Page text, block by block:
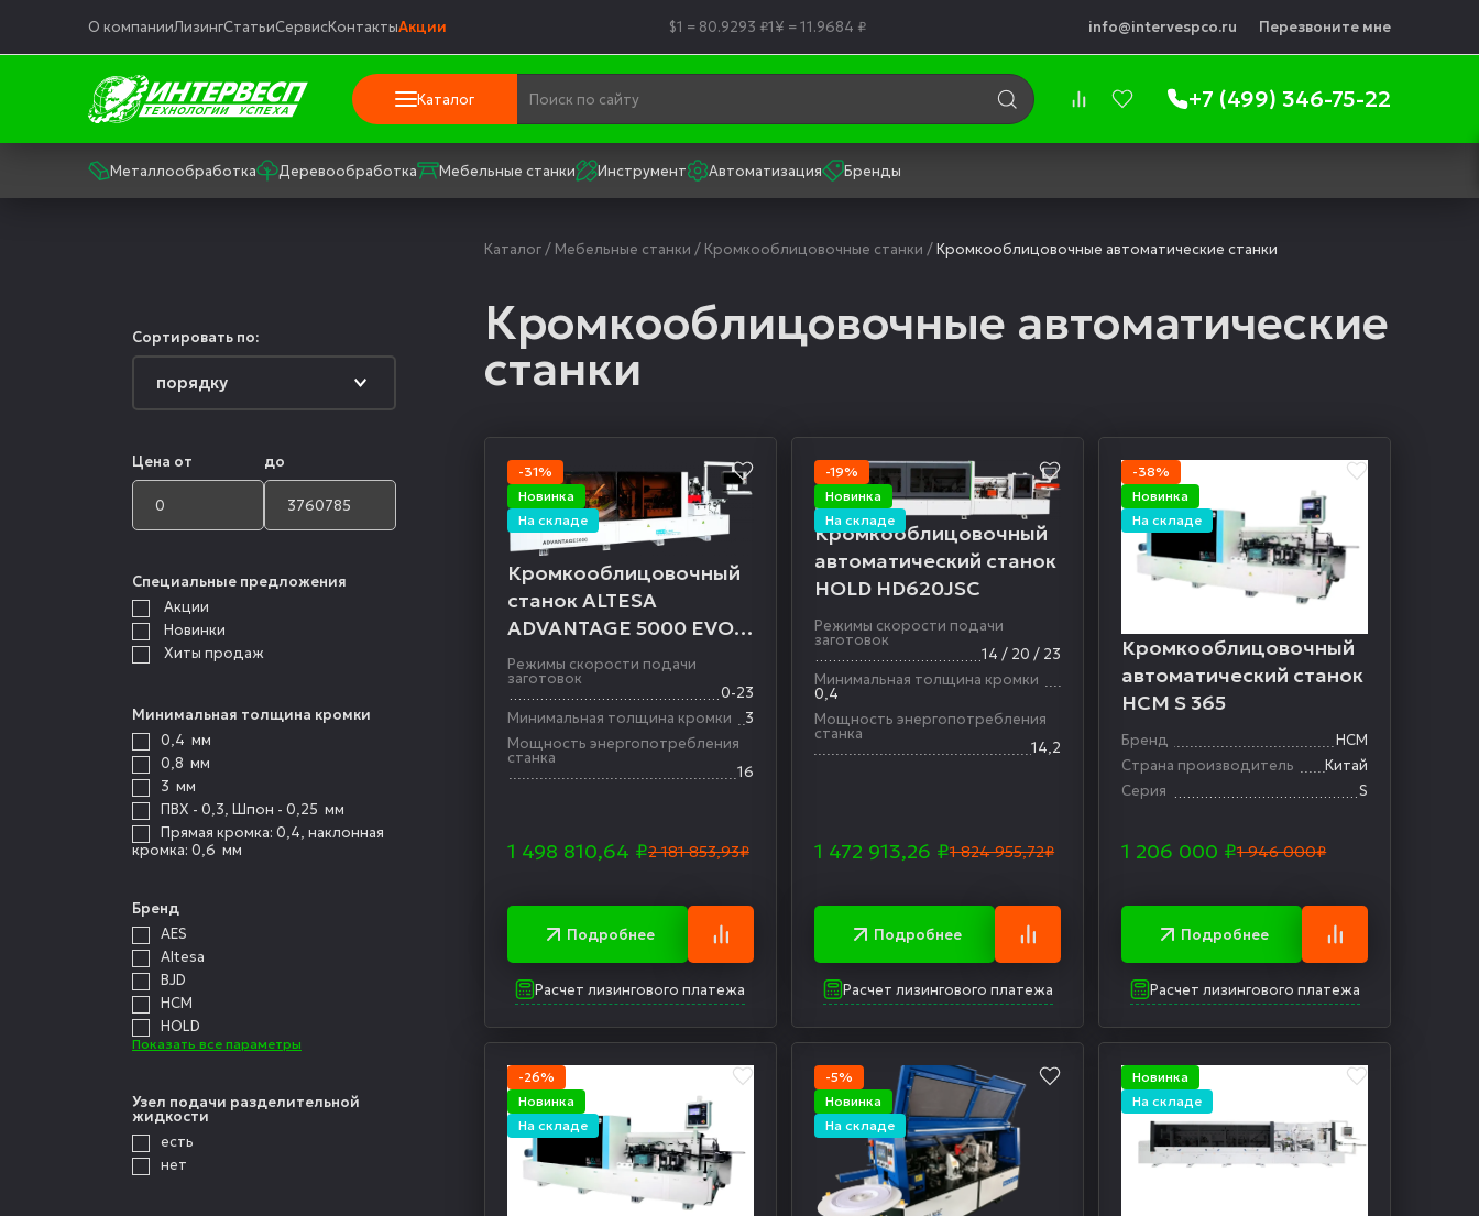
О компанииЛизингСтатьиСервисКонтактыАкции $1 = 80.9293 ₽1¥ = 11.9684 ₽ info@intervespco.ru Перезвоните мне
Каталог +7 (499) 346-75-22
Металлообработка Деревообработка Мебельные станки Инструмент Автоматизация Бренды
Сортировать по:
Цена от до
Специальные предложения
Акции
Новинки
Хиты продаж
Минимальная толщина кромки
0,4 мм
0,8 мм
3 мм
ПВХ - 0,3, Шпон - 0,25 мм
Прямая кромка: 0,4, наклонная
кромка: 0,6 мм
Бренд
AES
Altesa
BJD
HCM
HOLD
Показать все параметры
Узел подачи разделительной
жидкости
есть
нет
Каталог/ Мебельные станки / Кромкооблицовочные станки /Кромкооблицовочные автоматические станки
Кромкооблицовочные автоматические
станки
-31%
Новинка
На складе
Кромкооблицовочный
станок ALTESA
ADVANTAGE 5000 EVO
автоматический
Режимы скорости подачи
заготовок
0-23
Минимальная толщина кромки
3
Мощность энергопотребления
станка
16
1 498 810,64 ₽2 181 853,93₽
Подробнее
Расчет лизингового платежа
-19%
Новинка
На складе
Кромкооблицовочный
автоматический станок
HOLD HD620JSC
Режимы скорости подачи
заготовок
14 / 20 / 23
Минимальная толщина кромки
0,4
Мощность энергопотребления
станка
14,2
1 472 913,26 ₽1 824 955,72₽
Подробнее
Расчет лизингового платежа
-38%
Новинка
На складе
Кромкооблицовочный
автоматический станок
HCM S 365
Бренд
HCM
Страна производитель
Китай
Серия
S
1 206 000 ₽1 946 000₽
Подробнее
Расчет лизингового платежа
-26%
Новинка
На складе
-5%
Новинка
На складе
Новинка
На складе